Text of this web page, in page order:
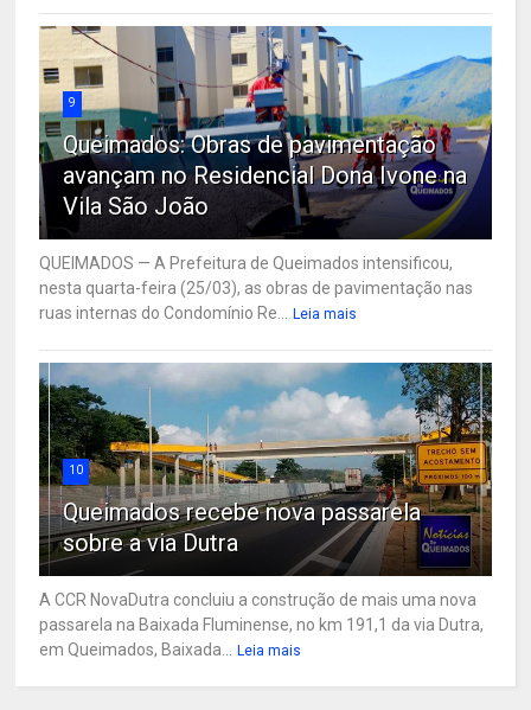
9
Queimados: Obras de pavimentação
avançam no Residencial Dona Ivone na
Vila São João
QUEIMADOS — A Prefeitura de Queimados intensificou,
nesta quarta-feira (25/03), as obras de pavimentação nas
ruas internas do Condomínio Re...
Leia mais
10
Queimados recebe nova passarela
sobre a via Dutra
A CCR NovaDutra concluiu a construção de mais uma nova
passarela na Baixada Fluminense, no km 191,1 da via Dutra,
em Queimados, Baixada...
Leia mais